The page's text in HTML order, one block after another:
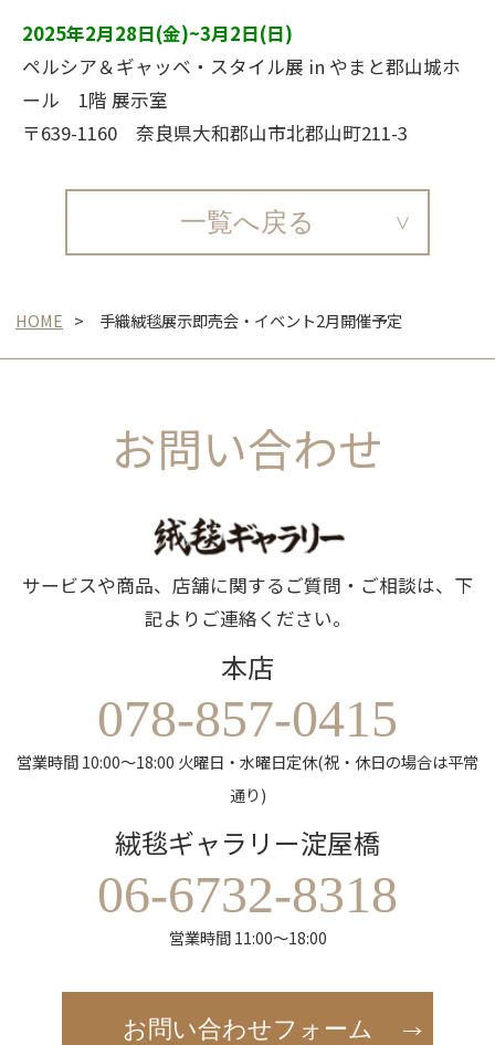
2025年2月28日(金)~3月2日(日)
ペルシア＆ギャッベ・スタイル展 in やまと郡山城ホ
ール 1階 展示室
〒639-1160 奈良県大和郡山市北郡山町211-3
一覧へ戻る
HOME 手織絨毯展示即売会・イベント2月開催予定
お問い合わせ
サービスや商品、店舗に関するご質問・ご相談は、下
記よりご連絡ください。
本店
078-857-0415
営業時間 10:00～18:00 火曜日・水曜日定休(祝・休日の場合は平常
通り)
絨毯ギャラリー淀屋橋
06-6732-8318
営業時間 11:00～18:00
お問い合わせフォーム